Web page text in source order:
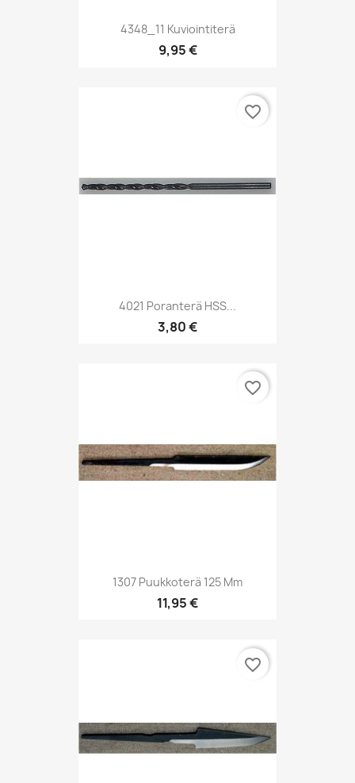
4348_11 Kuviointiterä
9,95 €
4021 Poranterä HSS...
3,80 €
favorite_border
1307 Puukkoterä 125 Mm
11,95 €
favorite_border
favorite_border